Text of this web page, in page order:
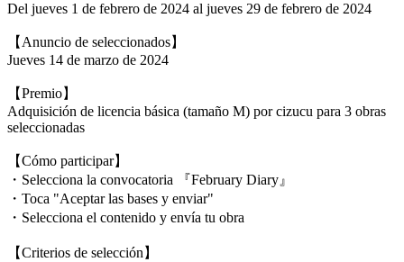
Del jueves 1 de febrero de 2024 al jueves 29 de febrero de 2024
【Anuncio de seleccionados】
Jueves 14 de marzo de 2024
【Premio】
Adquisición de licencia básica (tamaño M) por cizucu para 3 obras
seleccionadas
【Cómo participar】
・Selecciona la convocatoria 『February Diary』
・Toca "Aceptar las bases y enviar"
・Selecciona el contenido y envía tu obra
【Criterios de selección】